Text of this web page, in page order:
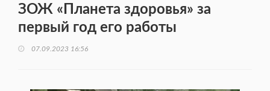
ЗОЖ «Планета здоровья» за
первый год его работы
07.09.2023 16:56